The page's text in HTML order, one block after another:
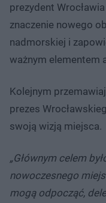
prezydent
znaczenie nowego
nadmorskiej i
ważnym elementem
Kolejnym
prezes
swoją wizją miejsca.
„Głównym celem
nowoczesnego
mogą odpocząć,